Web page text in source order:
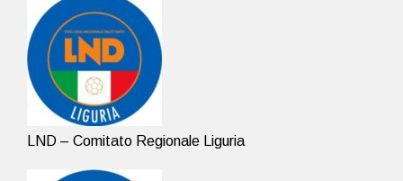
LND – Comitato Regionale Liguria